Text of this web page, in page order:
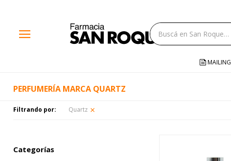
menu
MAILING
PERFUMERÍA MARCA QUARTZ
Filtrando por: Quartz
Categorías
close
storefront
help